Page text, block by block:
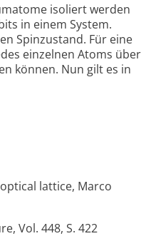
isoliert werden
in einem System.
Spinzustand. Für eine
einzelnen Atoms über
können. Nun gilt es in
lattice, Marco
Vol. 448, S. 422